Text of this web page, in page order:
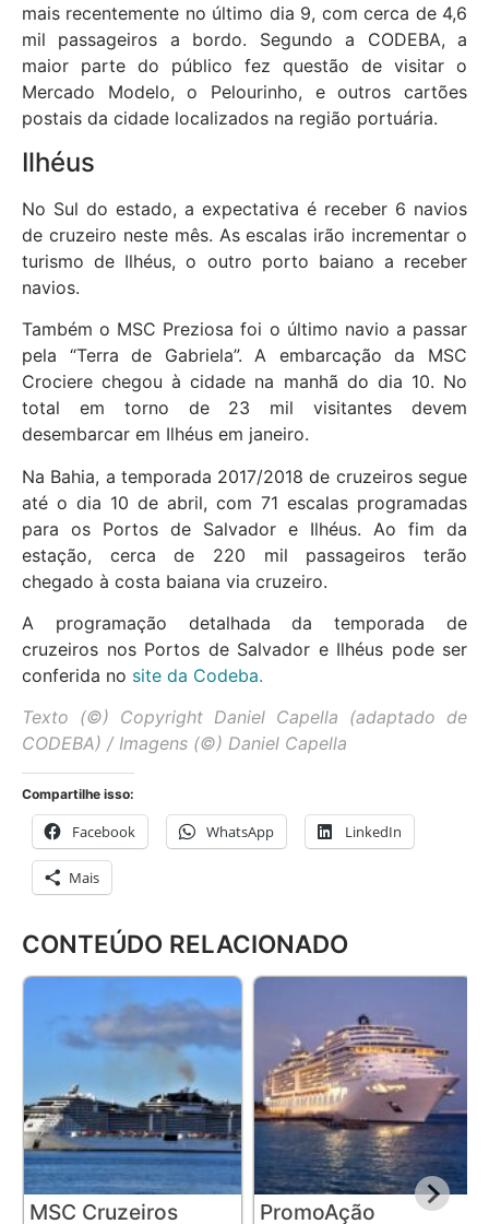
mais recentemente no último dia 9, com cerca de 4,6
mil passageiros a bordo. Segundo a CODEBA, a
maior parte do público fez questão de visitar o
Mercado Modelo, o Pelourinho, e outros cartões
postais da cidade localizados na região portuária.
Ilhéus
No Sul do estado, a expectativa é receber 6 navios
de cruzeiro neste mês. As escalas irão incrementar o
turismo de Ilhéus, o outro porto baiano a receber
navios.
Também o MSC Preziosa foi o último navio a passar
pela “Terra de Gabriela”. A embarcação da MSC
Crociere chegou à cidade na manhã do dia 10. No
total em torno de 23 mil visitantes devem
desembarcar em Ilhéus em janeiro.
Na Bahia, a temporada 2017/2018 de cruzeiros segue
até o dia 10 de abril, com 71 escalas programadas
para os Portos de Salvador e Ilhéus. Ao fim da
estação, cerca de 220 mil passageiros terão
chegado à costa baiana via cruzeiro.
A programação detalhada da temporada de
cruzeiros nos Portos de Salvador e Ilhéus pode ser
conferida no site da Codeba.
Texto (©) Copyright Daniel Capella (adaptado de
CODEBA) / Imagens (©) Daniel Capella
Compartilhe isso:
Facebook WhatsApp LinkedIn
Mais
CONTEÚDO RELACIONADO
MSC Cruzeiros
PromoAção